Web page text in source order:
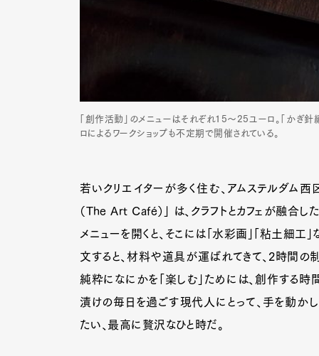
「創作活動」のメニューはそれぞれ15〜25ユーロ。「かぎ針
ロによるワークショップも不定期で開催されている。
若いクリエイターが多く住む、アムステルダム
（The Art Café）」 は、クラフトとカフェが融合し
メニューを開くと、そこには「水彩画」「粘土細
文すると、材料や道具が運ばれてきて、2時間の
純粋になにかを「楽しむ」ためには、創作する時
漬けの毎日を過ごす現代人にとって、手を動か
たい、最高に贅沢なひと時だ。